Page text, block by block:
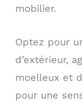
mobilier.
Optez pour
d’extérieur,
moelleux et
pour une